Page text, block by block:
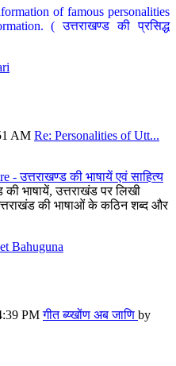
of famous personalities
( उत्तराखण्ड की प्रसिद्ध
AM Re: Personalities of Utt...
उत्तराखण्ड की भाषायें एवं साहित्य
भाषायें, उत्तराखंड पर लिखी
की भाषाओं के कठिन शब्द और
Bahuguna
PMगीत ब्य्खोंण अब जाणि by